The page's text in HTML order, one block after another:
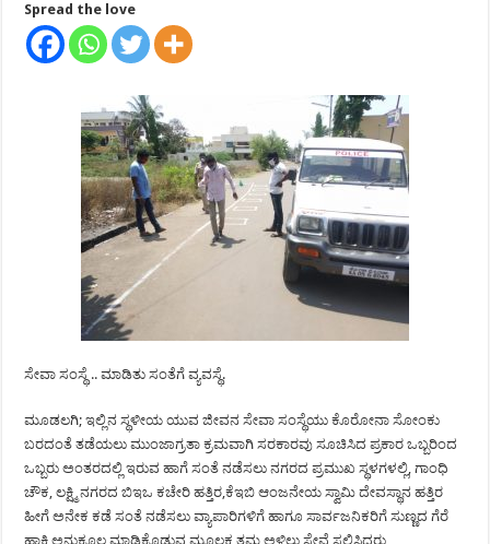
Spread the love
ಸೇವಾ ಸಂಸ್ಥೆ .. ಮಾಡಿತು ಸಂತೆಗೆ ವ್ಯವಸ್ಥೆ.
ಮೂಡಲಗಿ; ಇಲ್ಲಿನ ಸ್ಥಳೀಯ ಯುವ ಜೀವನ ಸೇವಾ ಸಂಸ್ಥೆಯು ಕೊರೋನಾ ಸೋಂಕು
ಬರದಂತೆ ತಡೆಯಲು ಮುಂಜಾಗ್ರತಾ ಕ್ರಮವಾಗಿ ಸರಕಾರವು ಸೂಚಿಸಿದ ಪ್ರಕಾರ ಒಬ್ಬರಿಂದ
ಒಬ್ಬರು ಅಂತರದಲ್ಲಿ ಇರುವ ಹಾಗೆ ಸಂತೆ ನಡೆಸಲು ನಗರದ ಪ್ರಮುಖ ಸ್ಥಳಗಳಲ್ಲಿ, ಗಾಂಧಿ
ಚೌಕ, ಲಕ್ಷ್ಮಿ ನಗರದ ಬಿಇಒ ಕಚೇರಿ ಹತ್ತಿರ,ಕೆಇಬಿ ಆಂಜನೇಯ ಸ್ವಾಮಿ ದೇವಸ್ಥಾನ ಹತ್ತಿರ
ಹೀಗೆ ಅನೇಕ ಕಡೆ ಸಂತೆ ನಡೆಸಲು ವ್ಯಾಪಾರಿಗಳಿಗೆ ಹಾಗೂ ಸಾರ್ವಜನಿಕರಿಗೆ ಸುಣ್ಣದ ಗೆರೆ
ಹಾಕಿ ಅನುಕೂಲ ಮಾಡಿಕೊಡುವ ಮೂಲಕ ತಮ್ಮ ಅಳಿಲು ಸೇವೆ ಸಲ್ಲಿಸಿದರು